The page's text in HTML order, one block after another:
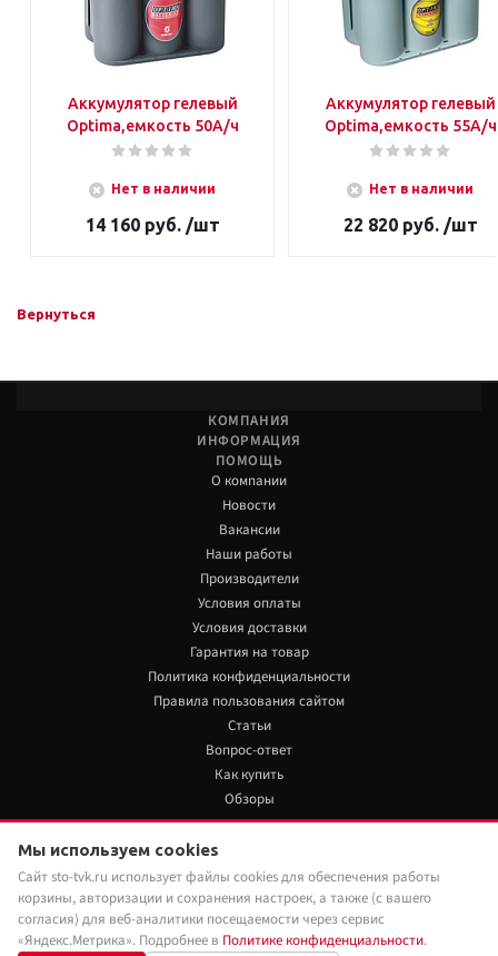
Аккумулятор гелевый
Optima,емкость 50А/ч
Нет в наличии
14 160 руб. /шт
Аккумулятор гелевый
Optima,емкость 55А/ч
Нет в наличии
22 820 руб. /шт
Вернуться
КОМПАНИЯ
ИНФОРМАЦИЯ
ПОМОЩЬ
О компании
Новости
Вакансии
Наши работы
Производители
Условия оплаты
Условия доставки
Гарантия на товар
Политика конфиденциальности
Правила пользования сайтом
Статьи
Вопрос-ответ
Как купить
Обзоры
+7 922 480 80 85
Мы в социальных сетях:
Мы используем cookies
Сайт sto-tvk.ru использует файлы cookies для обеспечения работы
корзины, авторизации и сохранения настроек, а также (с вашего
согласия) для веб-аналитики посещаемости через сервис
«Яндекс.Метрика». Подробнее в Политике конфиденциальности.